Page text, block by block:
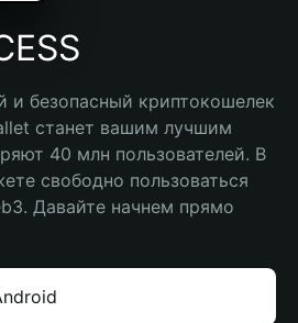
безопасный криптокошелек
станет вашим лучшим
40 млн пользователей. В
свободно пользоваться
Давайте начнем прямо